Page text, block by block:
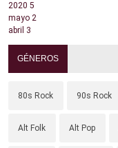
2020 5
mayo 2
abril 3
GÉNEROS
80s Rock 90s Rock
Alt Folk Alt Pop